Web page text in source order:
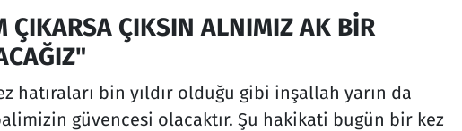
ÇIKARSA ÇIKSIN ALNIMIZ AK BİR
hatıraları bin yıldır olduğu gibi inşallah yarın da
güvencesi olacaktır. Şu hakikati bugün bir kez